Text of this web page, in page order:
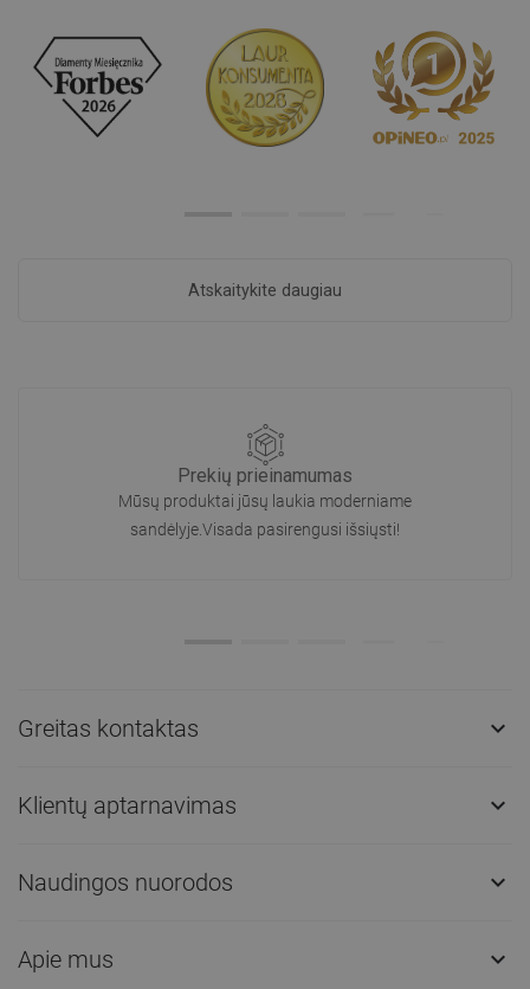
Atskaitykite daugiau
Prekių prieinamumas
Mūsų produktai jūsų laukia moderniame
sandėlyje.Visada pasirengusi išsiųsti!
Greitas kontaktas 
Klientų aptarnavimas 
Naudingos nuorodos 
Apie mus 